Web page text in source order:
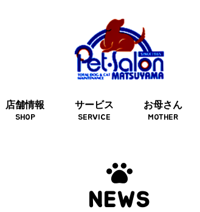
店舗情報
SHOP
サービス
SERVICE
お母さん
MOTHER
NEWS